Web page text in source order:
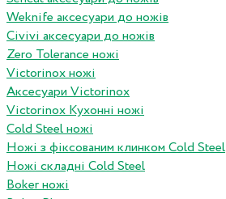
Weknife аксесуари до ножів
Civivi аксесуари до ножів
Zero Tolerance ножі
Victorinox ножі
Аксесуари Victorinox
Victorinox Кухонні ножі
Cold Steel ножі
Ножі з фіксованим клинком Cold Steel
Ножі складні Cold Steel
Boker ножі